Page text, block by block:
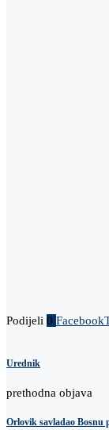
Podijeli 0 Facebook
Urednik
prethodna objava
Orlovik savladao Bosnu